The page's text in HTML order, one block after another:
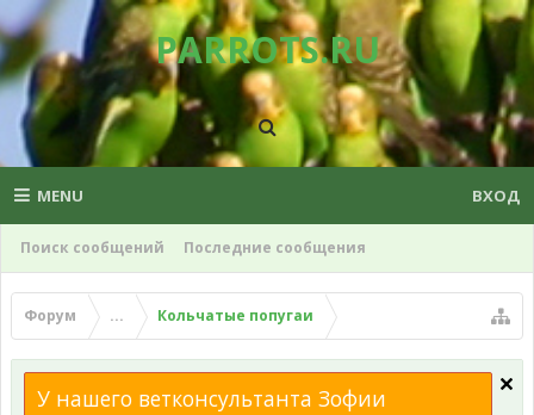
PARROTS.RU
MENU
Поиск сообщений Последние сообщения
ВХОД
Форум ... Кольчатые попугаи
У нашего ветконсультанта Зофии